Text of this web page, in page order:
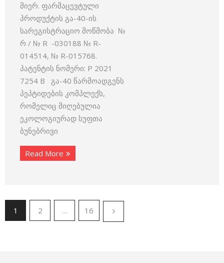
მიერ. ფარმაცევტული
პროდუქტის გა-40-ის
სარეგისტრაციო მოწმობა №
რ / № R -030188 № R-
014514, № R-015768.
პატენტის ნომერი: P 2021
7254 B გა-40 წარმოადგენს
პეპტიდების კომპლექს,
რომელიც მიღებულია
ეკოლოგიურად სუფთა
ბუნებრივი
Read More
1 2 … 16